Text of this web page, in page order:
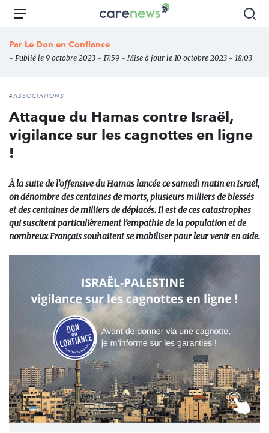
Aller
principal
Carenews,
des
Menu
Par Le Don en Confiance
- Publié le 9 octobre 2023 - 17:59 - Mise à jour le 10 octobre 2023 - 18:03
#ASSOCIATIONS
Attaque du Hamas contre Israël,
vigilance sur les cagnottes en ligne
!
À la suite de l’offensive du Hamas lancée ce samedi matin en Israël,
on dénombre des centaines de morts, plusieurs milliers de blessés
et des centaines de milliers de déplacés. Il est de ces catastrophes
qui suscitent particulièrement l’empathie de la population et de
nombreux Français souhaitent se mobiliser pour leur venir en aide.